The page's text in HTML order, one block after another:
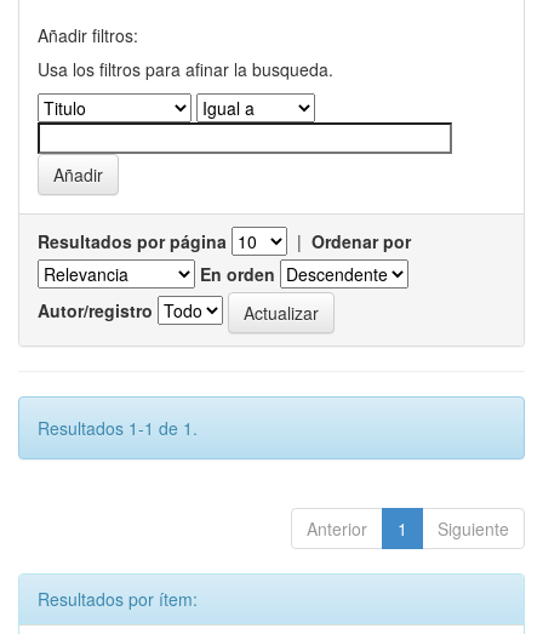
Añadir filtros:
Usa los filtros para afinar la busqueda.
Resultados por página | Ordenar por
En orden
Autor/registro
Resultados 1-1 de 1.
Anterior 1 Siguiente
Resultados por ítem: